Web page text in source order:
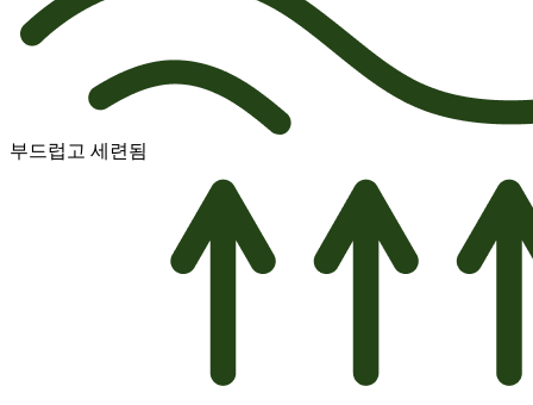
부드럽고 세련됨